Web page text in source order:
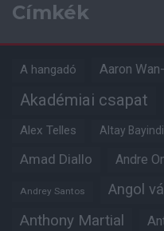
Címkék
A hangadó Aaron
Akadémiai csapat
Alex Telles Altay
Amad Diallo Andre
Andrey Santos Angol
Anthony Martial